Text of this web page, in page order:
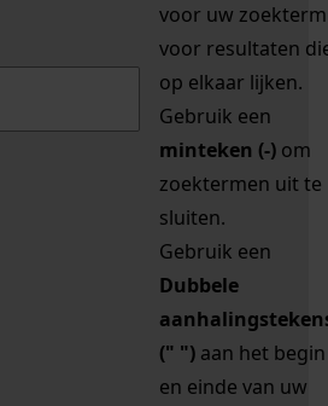
voor uw zoekterm
voor resultaten
op elkaar lijken.
Gebruik een
minteken (-) om
zoektermen uit te
sluiten.
Gebruik een
Dubbele
(" ") aan het begin
en einde van uw